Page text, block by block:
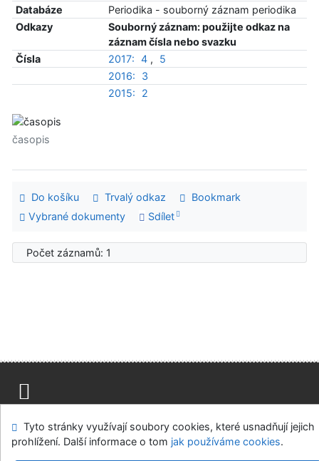
Databáze
Periodika - souborný záznam periodika
Odkazy
Souborný záznam: použijte odkaz na
záznam čísla nebo svazku
Čísla
2017: 4 ,
5
2016:
3
2015:
2
časopis
Do košíku Trvalý odkaz
Bookmark
Vybrané dokumenty
Sdílet
Počet záznamů: 1
Modul OpenSearch
Napište nám Nastavení cookies
Tyto stránky využívají soubory cookies, které usnadňují jejich
prohlížení. Další informace o tom jak používáme cookies.